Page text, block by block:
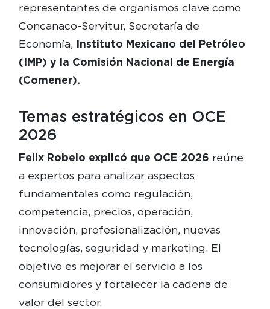
representantes de organismos clave como
Concanaco-Servitur, Secretaría de
Economía, Instituto Mexicano del Petróleo
(IMP) y la Comisión Nacional de Energía
(Comener).
Temas estratégicos en OCE
2026
Felix Robelo explicó que OCE 2026 reúne
a expertos para analizar aspectos
fundamentales como regulación,
competencia, precios, operación,
innovación, profesionalización, nuevas
tecnologías, seguridad y marketing. El
objetivo es mejorar el servicio a los
consumidores y fortalecer la cadena de
valor del sector.